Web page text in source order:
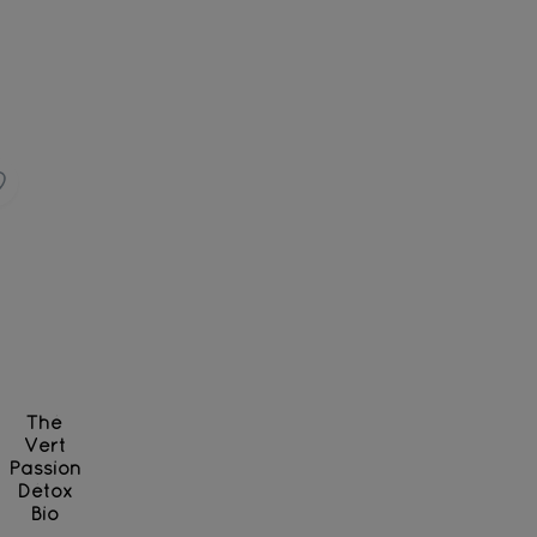
Thé
Vert
Passion
Détox
Bio